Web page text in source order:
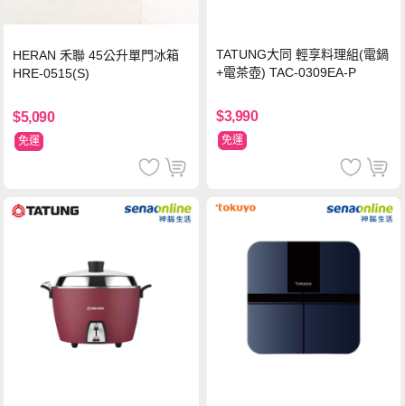
HERAN 禾聯 45公升單門冰箱
HRE-0515(S)
$5,090
免運
TATUNG大同 輕享料理組(電鍋
+電茶壺) TAC-0309EA-P
$3,990
免運